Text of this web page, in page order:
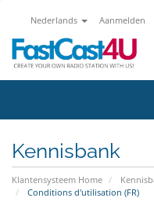
Nederlands Aanmelden
Kennisbank
Klantensysteem Home
Conditions d'utilisation (FR)